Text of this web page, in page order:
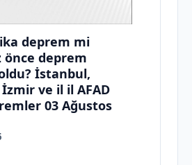
deprem mi
önce deprem
İstanbul,
ve il il AFAD
03 Ağustos